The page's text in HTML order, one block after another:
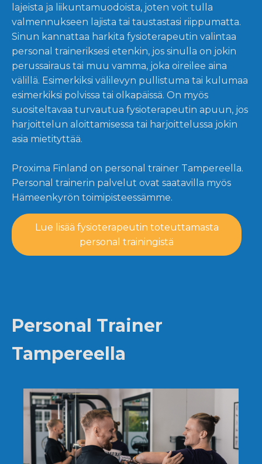
lajeista ja liikuntamuodoista, joten voit tulla
valmennukseen lajista tai taustastasi riippumatta.
Sinun kannattaa harkita fysioterapeutin valintaa
personal traineriksesi etenkin, jos sinulla on jokin
perussairaus tai muu vamma, joka oireilee aina
välillä. Esimerkiksi välilevyn pullistuma tai kulumaa
esimerkiksi polvissa tai olkapäissä. On myös
suositeltavaa turvautua fysioterapeutin apuun, jos
harjoittelun aloittamisessa tai harjoittelussa jokin
asia mietityttää.
Proxima Finland on personal trainer Tampereella.
Personal trainerin palvelut ovat saatavilla myös
Hämeenkyrön toimipisteessämme.
Lue lisää fysioterapeutin toteuttamasta
personal trainingistä
Personal Trainer
Tampereella